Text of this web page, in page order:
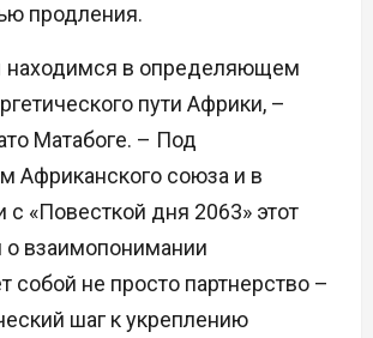
продления.
находимся в определяющем
пути Африки, –
Матабоге. – Под
Африканского союза и в
с «Повесткой дня 2063» этот
взаимопонимании
собой не просто партнерство –
шаг к укреплению